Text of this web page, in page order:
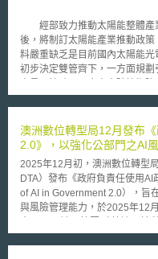
經部致力推動太陽能整體產
後，將制訂太陽能產業推動政策，
料嚴重缺乏是目前國內太陽能
初步決定雙管齊下，一方面規
術，生產矽材料，目前該技術
局指出，矽材料的供應問題若解
產業供應鏈，預計二 ○ 一 ○ 年
澳洲數位轉型局12月發布
2.0》，以強化公部門之AI
2025年12月初，澳洲數位轉型
DTA）發布《政府負責任使用
of AI in Government 2.0），旨
與風險管理能力，於2025年12
Commonwealth entities），即